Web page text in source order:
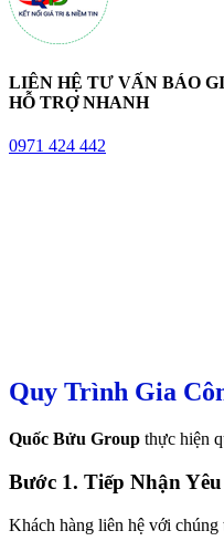
LIÊN HỆ TƯ VẤN BÁO
HỖ TRỢ NHANH
0971 424 442
Quy Trình Gia
Quốc Bửu Group thực hiện
Bước 1. Tiếp Nhận
Khách hàng liên hệ với chúng